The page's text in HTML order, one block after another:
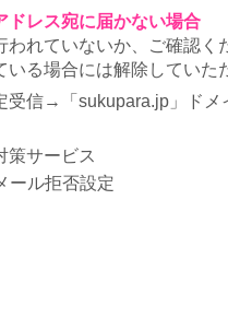
ドレス宛に届かない場合
われていないか、ご確認く
いる場合には解除していた
受信→「sukupara.jp」ド
策サービス
ール拒否設定